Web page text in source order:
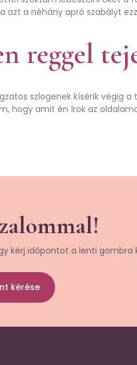
a néhány apró szabályt
reggel
szlogenek kísérik végig
hogy amit én írok az
kérj időpontot a lenti gombra
kérése